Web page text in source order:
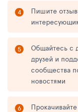
Пишите
Общайтесь с
друзей и
сообщества
новостями